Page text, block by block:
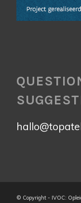
© Copyright - IVOC: